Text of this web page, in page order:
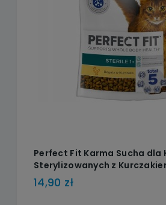
Perfect Fit Karma Sucha dla
Sterylizowanych z
14,90 zł